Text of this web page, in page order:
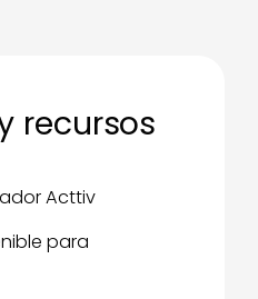
recursos
Acttiv
para